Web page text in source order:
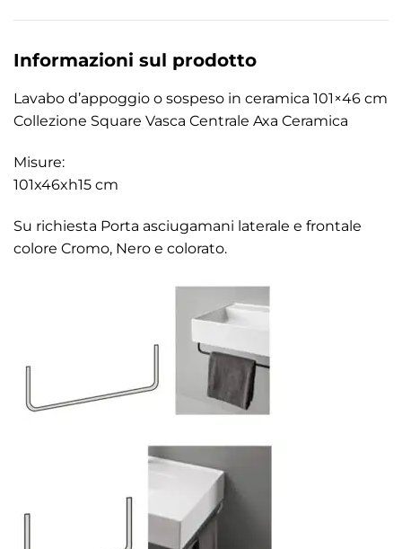
Informazioni sul prodotto
Lavabo d’appoggio o sospeso in ceramica 101×46 cm
Collezione Square Vasca Centrale Axa Ceramica
Misure:
101x46xh15 cm
Su richiesta Porta asciugamani laterale e frontale
colore Cromo, Nero e colorato.